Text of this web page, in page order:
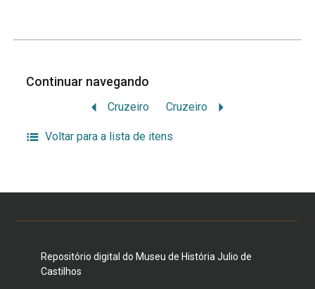
Continuar navegando
Cruzeiro Cruzeiro
Voltar para a lista de itens
Repositório digital do Museu de História Julio de
Castilhos